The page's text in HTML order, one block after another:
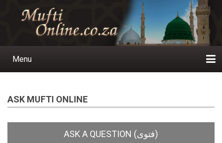
Main
Menu
ASK MUFTI ONLINE